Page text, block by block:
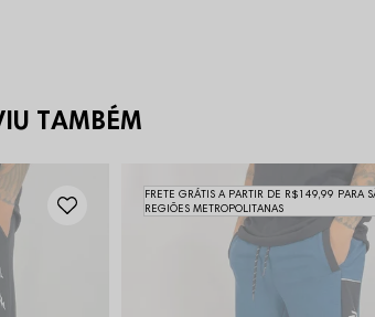
TAMBÉM
FRETE GRÁTIS A PARTIR DE R$149,99 PARA
REGIÕES METROPOLITANAS